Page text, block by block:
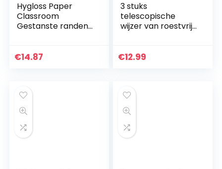
Hygloss Paper
Classroom
Gestanste randen
€14.87
3 stuks
telescopische
wijzer van roestvrij
voor leraren
€12.99